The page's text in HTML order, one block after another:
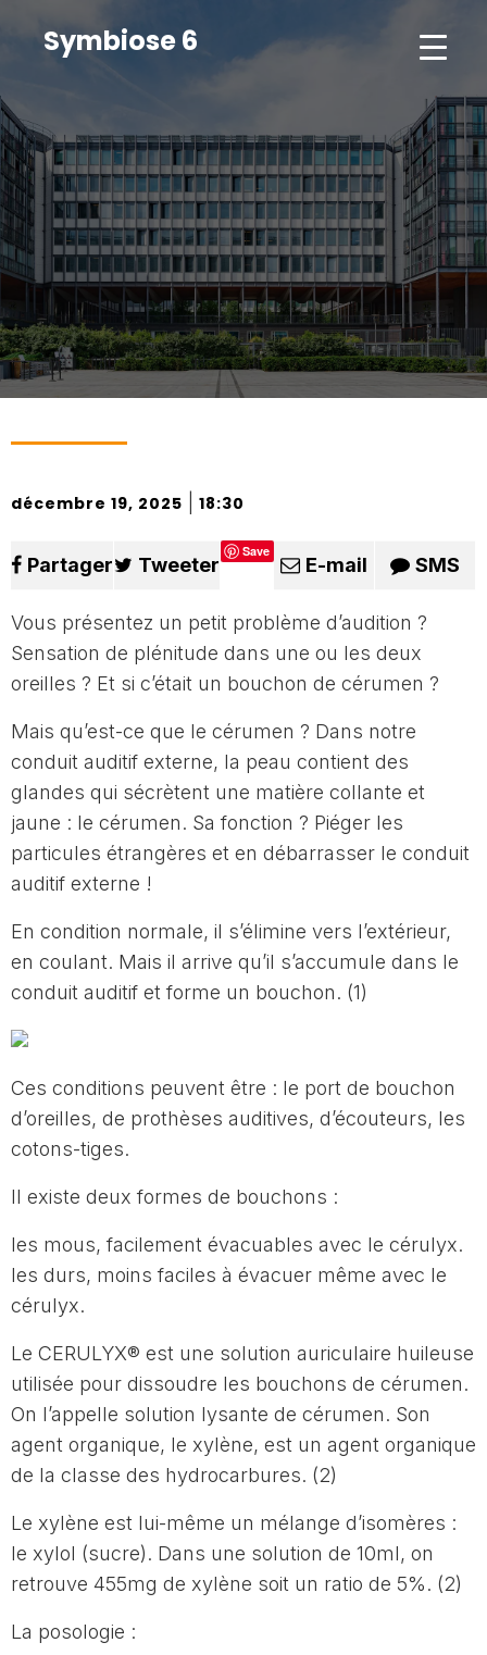
Symbiose 6
décembre 19, 2025 18:30
Partager Tweeter
Save
E-mail SMS
Vous présentez un petit problème d’audition ?
Sensation de plénitude dans une ou les deux
oreilles ? Et si c’était un bouchon de cérumen ?
Mais qu’est-ce que le cérumen ? Dans notre
conduit auditif externe, la peau contient des
glandes qui sécrètent une matière collante et
jaune : le cérumen. Sa fonction ? Piéger les
particules étrangères et en débarrasser le conduit
auditif externe !
En condition normale, il s’élimine vers l’extérieur,
en coulant. Mais il arrive qu’il s’accumule dans le
conduit auditif et forme un bouchon. (1)
Ces conditions peuvent être : le port de bouchon
d’oreilles, de prothèses auditives, d’écouteurs, les
cotons-tiges.
Il existe deux formes de bouchons :
les mous, facilement évacuables avec le cérulyx.
les durs, moins faciles à évacuer même avec le
cérulyx.
Le CERULYX® est une solution auriculaire huileuse
utilisée pour dissoudre les bouchons de cérumen.
On l’appelle solution lysante de cérumen. Son
agent organique, le xylène, est un agent organique
de la classe des hydrocarbures. (2)
Le xylène est lui-même un mélange d’isomères :
le xylol (sucre). Dans une solution de 10ml, on
retrouve 455mg de xylène soit un ratio de 5%. (2)
La posologie :